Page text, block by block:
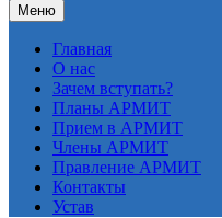
Меню
Главная
О нас
Зачем вступать?
Планы АРМИТ
Прием в АРМИТ
Члены АРМИТ
Правление АРМИТ
Контакты
Устав